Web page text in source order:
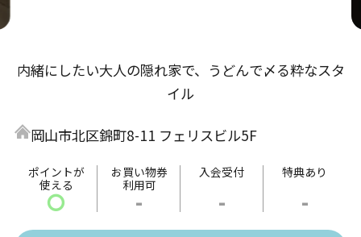
内緒にしたい大人の隠れ家で、うどんで〆る粋なスタ
イル
岡山市北区錦町8-11 フェリスビル5F
ポイントが
使える
〇
お買い物券
利用可
-
入会受付
-
特典あり
-